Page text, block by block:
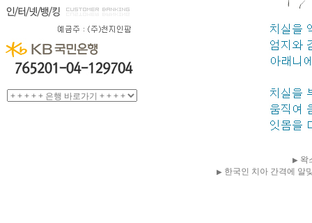
▶ 왁
▶한국인 치아 간격에 알